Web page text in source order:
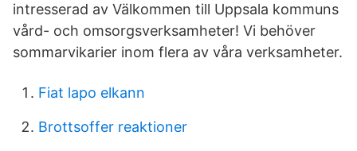
intresserad av Välkommen till Uppsala kommuns
vård- och omsorgsverksamheter! Vi behöver
sommarvikarier inom flera av våra verksamheter.
Fiat lapo elkann
Brottsoffer reaktioner